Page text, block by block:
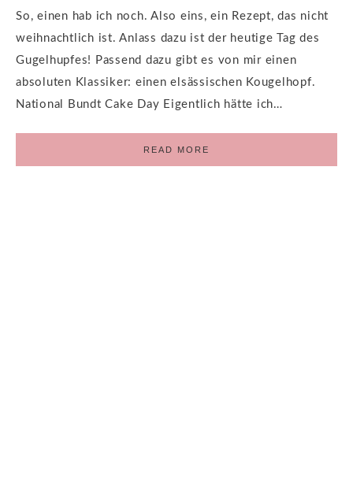
So, einen hab ich noch. Also eins, ein Rezept, das nicht
weihnachtlich ist. Anlass dazu ist der heutige Tag des
Gugelhupfes! Passend dazu gibt es von mir einen
absoluten Klassiker: einen elsässischen Kougelhopf.
National Bundt Cake Day Eigentlich hätte ich…
READ MORE